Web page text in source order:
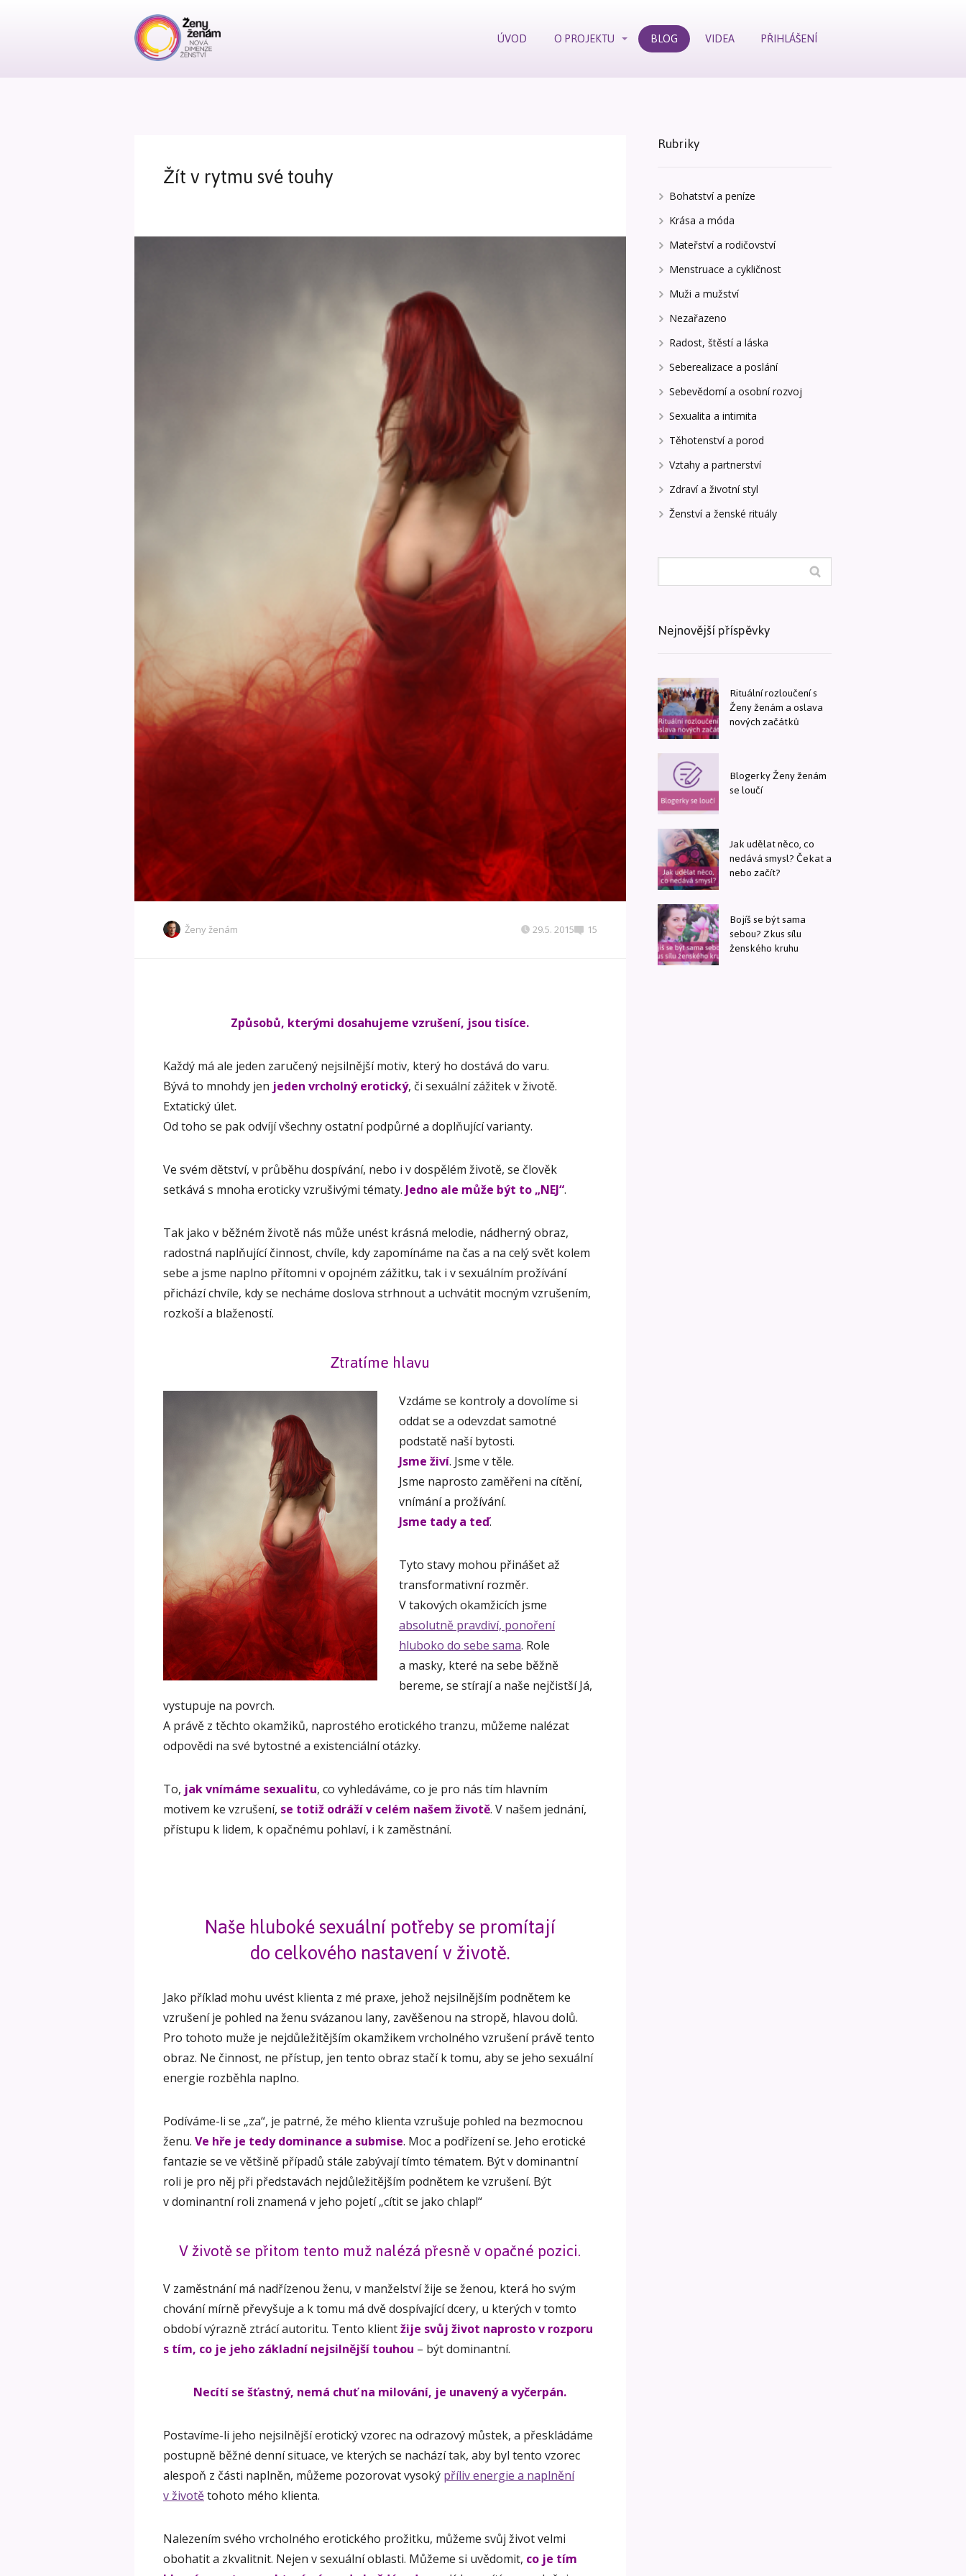
ÚVOD O PROJEKTU BLOG VIDEA PŘIHLÁŠENÍ
Žít v rytmu své touhy
Ženy ženám 29.5. 2015 15
Způsobů, kterými dosahujeme vzrušení, jsou tisíce.
Každý má ale jeden zaručený nejsilnější motiv, který ho dostává do varu.
Bývá to mnohdy jen jeden vrcholný erotický, či sexuální zážitek v životě.
Extatický úlet.
Od toho se pak odvíjí všechny ostatní podpůrné a doplňující varianty.
Ve svém dětství, v průběhu dospívání, nebo i v dospělém životě, se člověk
setkává s mnoha eroticky vzrušivými tématy. Jedno ale může být to „NEJ“.
Tak jako v běžném životě nás může unést krásná melodie, nádherný obraz,
radostná naplňující činnost, chvíle, kdy zapomínáme na čas a na celý svět kolem
sebe a jsme naplno přítomni v opojném zážitku, tak i v sexuálním prožívání
přichází chvíle, kdy se necháme doslova strhnout a uchvátit mocným vzrušením,
rozkoší a blažeností.
Ztratíme hlavu
Vzdáme se kontroly a dovolíme si
oddat se a odevzdat samotné
podstatě naší bytosti.
Jsme živí. Jsme v těle.
Jsme naprosto zaměřeni na cítění,
vnímání a prožívání.
Jsme tady a teď.
Tyto stavy mohou přinášet až
transformativní rozměr.
V takových okamžicích jsme
absolutně pravdiví, ponoření
hluboko do sebe sama. Role
a masky, které na sebe běžně
bereme, se stírají a naše nejčistší Já,
vystupuje na povrch.
A právě z těchto okamžiků, naprostého erotického tranzu, můžeme nalézat
odpovědi na své bytostné a existenciální otázky.
To, jak vnímáme sexualitu, co vyhledáváme, co je pro nás tím hlavním
motivem ke vzrušení, se totiž odráží v celém našem životě. V našem jednání,
přístupu k lidem, k opačnému pohlaví, i k zaměstnání.
Naše hluboké sexuální potřeby se promítají
do celkového nastavení v životě.
Jako příklad mohu uvést klienta z mé praxe, jehož nejsilnějším podnětem ke
vzrušení je pohled na ženu svázanou lany, zavěšenou na stropě, hlavou dolů.
Pro tohoto muže je nejdůležitějším okamžikem vrcholného vzrušení právě tento
obraz. Ne činnost, ne přístup, jen tento obraz stačí k tomu, aby se jeho sexuální
energie rozběhla naplno.
Podíváme-li se „za“, je patrné, že mého klienta vzrušuje pohled na bezmocnou
ženu. Ve hře je tedy dominance a submise. Moc a podřízení se. Jeho erotické
fantazie se ve většině případů stále zabývají tímto tématem. Být v dominantní
roli je pro něj při představách nejdůležitějším podnětem ke vzrušení. Být
v dominantní roli znamená v jeho pojetí „cítit se jako chlap!“
V životě se přitom tento muž nalézá přesně v opačné pozici.
V zaměstnání má nadřízenou ženu, v manželství žije se ženou, která ho svým
chování mírně převyšuje a k tomu má dvě dospívající dcery, u kterých v tomto
období výrazně ztrácí autoritu. Tento klientžije svůj život naprosto v rozporu
s tím, co je jeho základní nejsilnější touhou – být dominantní.
Necítí se šťastný, nemá chuť na milování, je unavený a vyčerpán.
Postavíme-li jeho nejsilnější erotický vzorec na odrazový můstek, a přeskládáme
postupně běžné denní situace, ve kterých se nachází tak, aby byl tento vzorec
alespoň z části naplněn, můžeme pozorovat vysoký příliv energie a naplnění
v životětohoto mého klienta.
Nalezením svého vrcholného erotického prožitku, můžeme svůj život velmi
obohatit a zkvalitnit. Nejen v sexuální oblasti. Můžeme si uvědomit, co je tím
Rubriky
Bohatství a peníze
Krása a móda
Mateřství a rodičovství
Menstruace a cykličnost
Muži a mužství
Nezařazeno
Radost, štěstí a láska
Seberealizace a poslání
Sebevědomí a osobní rozvoj
Sexualita a intimita
Těhotenství a porod
Vztahy a partnerství
Zdraví a životní styl
Ženství a ženské rituály
Nejnovější příspěvky
Rituální rozloučení s
Ženy ženám a oslava
nových začátků
Blogerky Ženy ženám
se loučí
Jak udělat něco, co
nedává smysl? Čekat a
nebo začít?
Bojíš se být sama
sebou? Zkus sílu
ženského kruhu